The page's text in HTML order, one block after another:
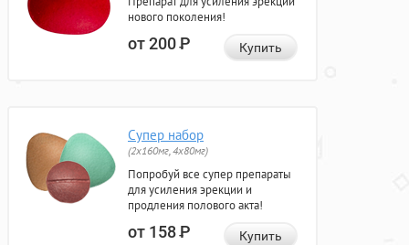
нового поколения!
от 200Р Купить
Супер набор
(2х160мг, 4х80мг)
Попробуй все супер препараты
для усиления эрекции и
продления полового акта!
от 158Р Купить